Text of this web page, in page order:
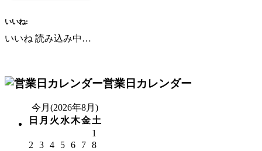
いいね:
いいね 読み込み中…
営業日カレンダー
今月(2026年8月)
日 月 火 水木金土
1
2
3 4 5 6 7 8